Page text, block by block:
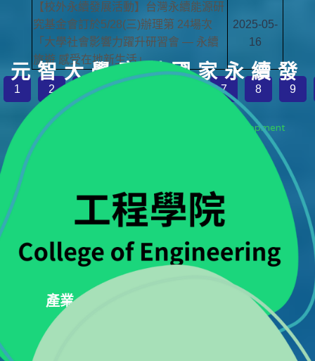
【校外永續發展活動】台灣永續能源研
究基金會訂於5/28(三)辦理第 24場次
「大學社會影響力躍升研習會 — 永續
旅遊 感受在地新生活」
2025-05-
16
1 2 7 8 9
元智大學應對國家永續發
YZU's Response to National Sustainable Development
產業、創新與基礎設